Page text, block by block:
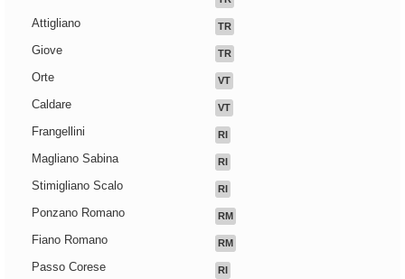
Attigliano TR
Giove TR
Orte VT
Caldare VT
Frangellini RI
Magliano Sabina RI
Stimigliano Scalo RI
Ponzano Romano RM
Fiano Romano RM
Passo Corese RI